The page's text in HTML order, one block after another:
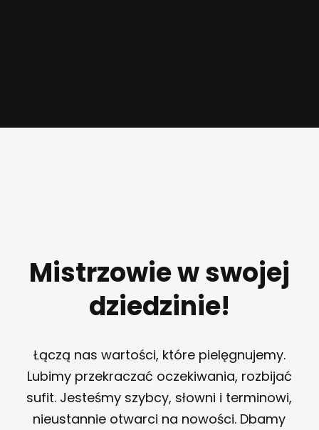
Mistrzowie w swojej
dziedzinie!
Łączą nas wartości, które pielęgnujemy.
Lubimy przekraczać oczekiwania, rozbijać
sufit. Jesteśmy szybcy, słowni i terminowi,
nieustannie otwarci na nowości. Dbamy